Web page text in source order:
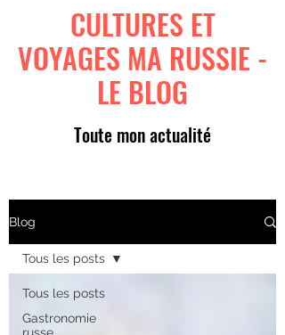
CULTURES ET
VOYAGES MA RUSSIE -
LE BLOG
Toute mon actualité
Blog
Tous les posts
Gastronomie
Tous les posts